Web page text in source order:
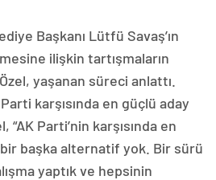
Başkanı Lütfü Savaş’ın
ilişkin tartışmaların
yaşanan süreci anlattı.
Parti karşısında en güçlü aday
Parti’nin karşısında en
başka alternatif yok. Bir sürü
yaptık ve hepsinin